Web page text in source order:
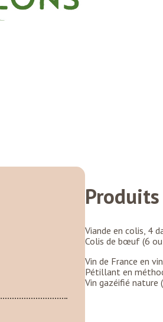
Viande en colis, 4
Colis de bœuf (6
Vin de France en
Pétillant en
Vin gazéifié nature